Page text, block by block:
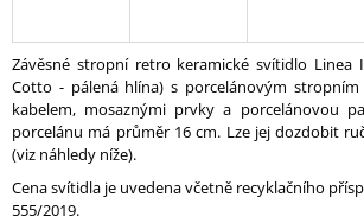
Závěsné stropní retro keramické svítidlo Linea
Cotto - pálená hlína) s porcelánovým
kabelem, mosaznými prvky a porcelánovou
porcelánu má průměr 16 cm. Lze jej dozdobit
(viz náhledy níže).
Cena svítidla je uvedena včetně recyklačního
555/2019.
R
U
Č
U
J
E
E